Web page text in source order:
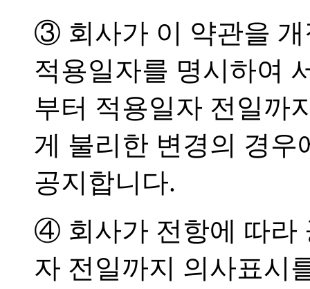
③ 회사가 이 약관을
적용일자를 명시하여
부터 적용일자 전일까
게 불리한 변경의 경우
공지합니다.
④ 회사가 전항에 따라
자 전일까지 의사표시